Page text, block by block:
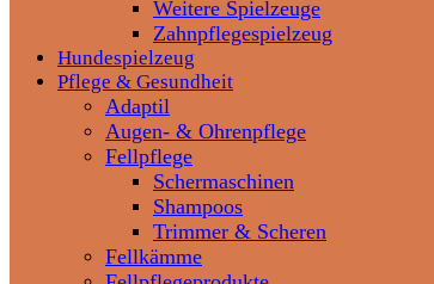
Weitere Spielzeuge
Zahnpflegespielzeug
Hundespielzeug
Pflege & Gesundheit
Adaptil
Augen- & Ohrenpflege
Fellpflege
Schermaschinen
Shampoos
Trimmer & Scheren
Fellkämme